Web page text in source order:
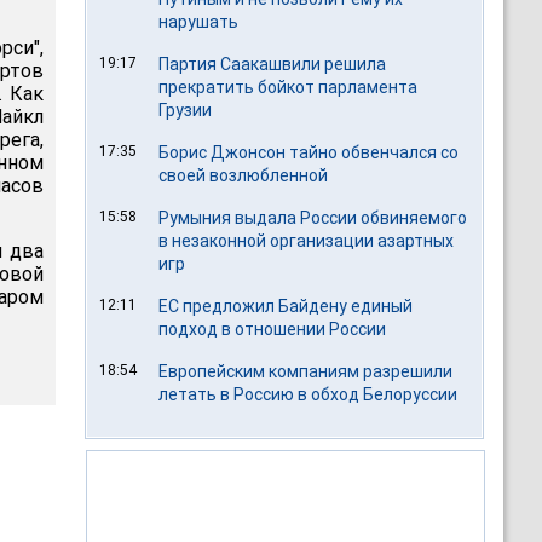
Как
два
нарушать
19:17
Партия Саакашвили решила
прекратить бойкот парламента
Грузии
17:35
Борис Джонсон тайно обвенчался со
своей возлюбленной
15:58
Румыния выдала России обвиняемого
в незаконной организации азартных
игр
12:11
ЕС предложил Байдену единый
подход в отношении России
18:54
Европейским компаниям разрешили
летать в Россию в обход Белоруссии